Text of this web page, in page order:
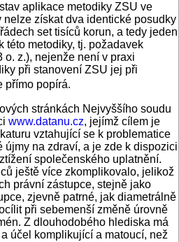
aplikace metodiky ZSU ve
získat dva identické posudky
set tisíců korun, a tedy jeden
této metodiky, tj. požadavek
o. z.), nejenže není v praxi
při stanovení ZSU jej při
přímo popírá.
stránkách Nejvyššího soudu
www.datanu.cz, jejímž cílem je
vztahující se k problematice
na zdraví, a je zde k dispozici
společenského uplatnění.
ještě více zkomplikovalo, jelikož
právní zástupce, stejně jako
zjevně patrné, jak diametrálně
při sebemenší změně úrovně
Z dlouhodobého hlediska má
účel komplikující a matoucí, než